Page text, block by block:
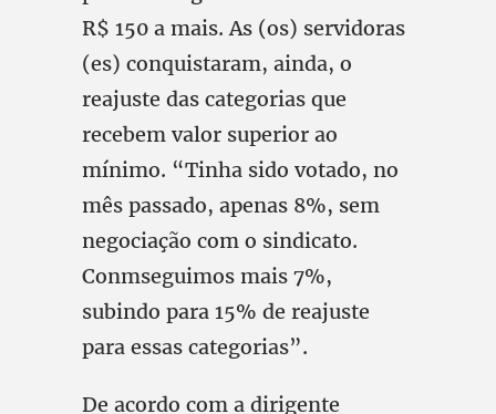
R$ 150 a mais. As (os) servidoras
(es) conquistaram, ainda, o
reajuste das categorias que
recebem valor superior ao
mínimo. “Tinha sido votado, no
mês passado, apenas 8%, sem
negociação com o sindicato.
Conmseguimos mais 7%,
subindo para 15% de reajuste
para essas categorias”.
De acordo com a dirigente